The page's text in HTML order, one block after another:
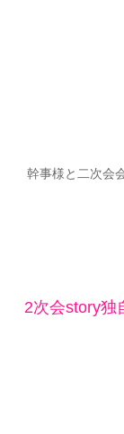
幹事様と二次会
2次会story独